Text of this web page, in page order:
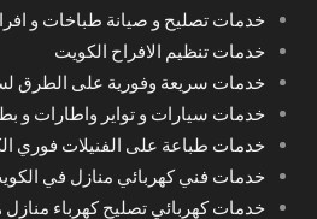
خدمات تصليح و صيانة طباخات و
خدمات تنظيم الافراح الكويت
خدمات سريعة وفورية على الطرق
خدمات سيارات و تواير واطارات و
خدمات طباعة على الفنيلات فوري
خدمات فني كهربائي منازل في
خدمات كهربائي تصليح كهرباء